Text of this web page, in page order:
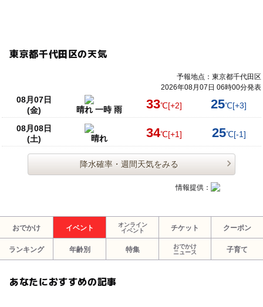
東京都千代田区の天気
予報地点：東京都千代田区
2026年08月07日 06時00分発表
08月07日
(金)
晴れ 一時 雨 33℃[+2] 25℃[+3]
08月08日
(土)
晴れ 34℃[+1] 25℃[-1]
降水確率・週間天気をみる
情報提供：
おでかけ イベント
オンライン
イベント
チケット クーポン
ランキング 年齢別 特集
おでかけ
ニュース
子育て
あなたにおすすめの記事